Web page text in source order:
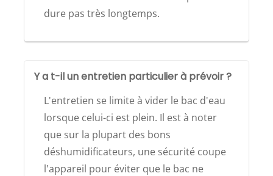
dure pas très longtemps.
Y a t-il un entretien particulier à prévoir ?
L'entretien se limite à vider le bac d'eau
lorsque celui-ci est plein. Il est à noter
que sur la plupart des bons
déshumidificateurs, une sécurité coupe
l'appareil pour éviter que le bac ne